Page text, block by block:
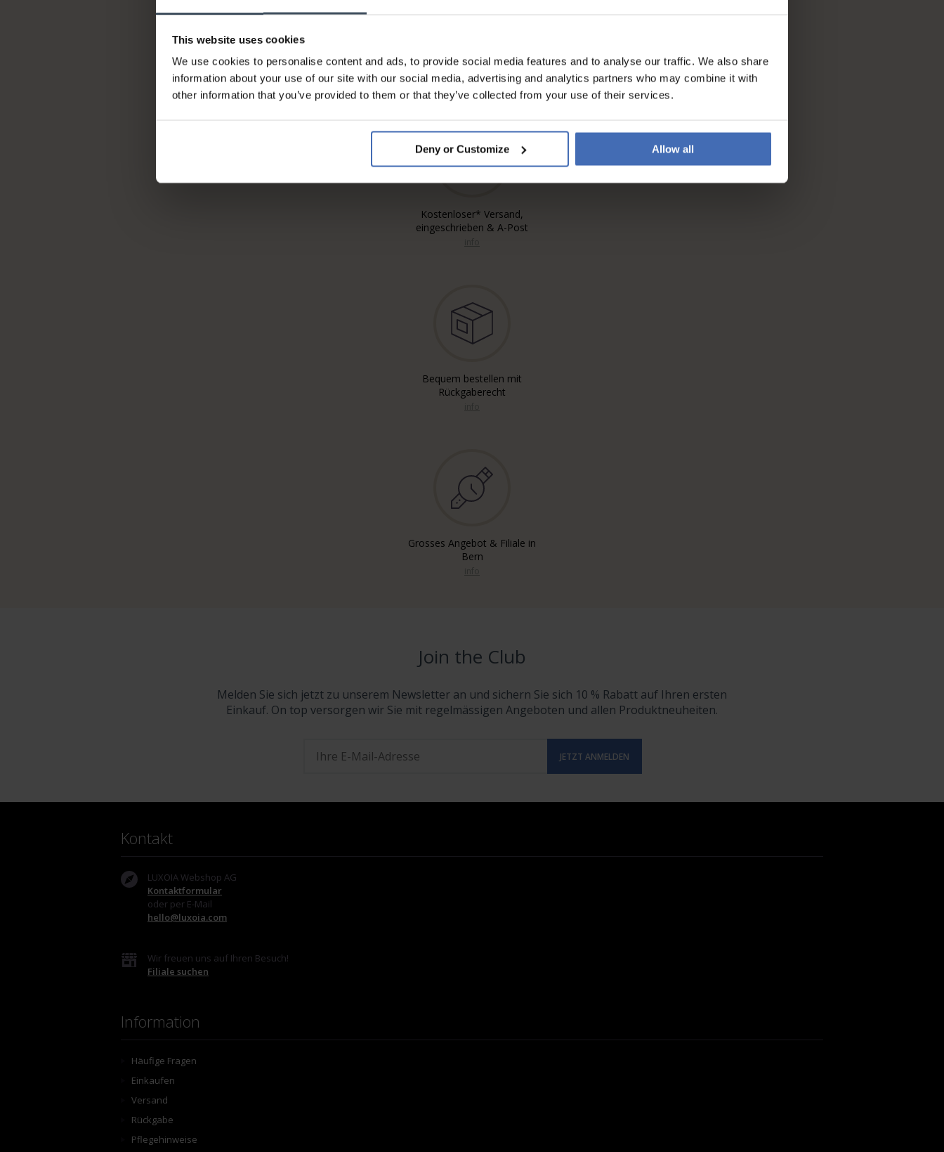
This website uses cookies
We use cookies to personalise content and ads, to provide social media features and to analyse our traffic. We also share
information about your use of our site with our social media, advertising and analytics partners who may combine it with
other information that you’ve provided to them or that they’ve collected from your use of their services.
Deny or Customize Allow all
5'000.-
info
Kostenloser* Versand,
eingeschrieben & A-Post
Bequem bestellen mit
Rückgaberecht
Grosses Angebot & Filiale in
Bern
Join the Club
Melden Sie sich jetzt zu unserem Newsletter an und sichern Sie sich 10 % Rabatt auf Ihren ersten
Einkauf. On top versorgen wir Sie mit regelmässigen Angeboten und allen Produktneuheiten.
Kontakt
LUXOIA Webshop AG
Kontaktformular
oder per E-Mail
hello@luxoia.com
Wir freuen uns auf Ihren Besuch!
Filiale suchen
Information
Häufige Fragen
Einkaufen
Versand
Rückgabe
Pflegehinweise